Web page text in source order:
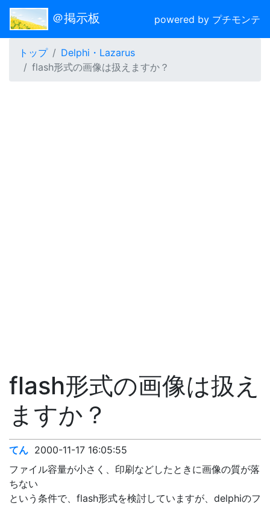
＠掲示板 powered by プチモンテ
トップ
Delphi・Lazarus
flash形式の画像は扱えますか？
flash形式の画像は扱え
ますか？
てん 2000-11-17 16:05:55
ファイル容量が小さく、印刷などしたときに画像の質が落
ちない
という条件で、flash形式を検討していますが、delphiのフ